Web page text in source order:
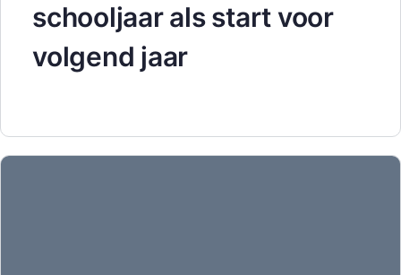
schooljaar als start voor
volgend jaar